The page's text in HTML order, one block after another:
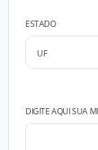
ESTADO
DIGITE AQUI SUA